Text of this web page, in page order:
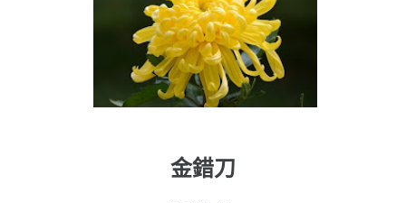
金錯刀